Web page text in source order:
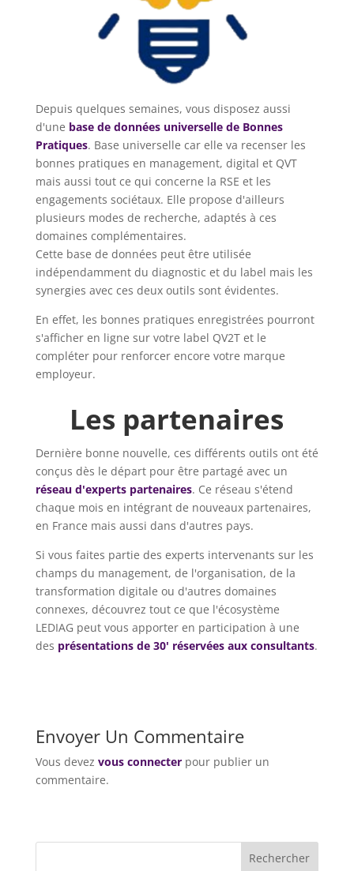
Depuis quelques semaines, vous disposez aussi
d'une base de données universelle de Bonnes
Pratiques. Base universelle car elle va recenser les
bonnes pratiques en management, digital et QVT
mais aussi tout ce qui concerne la RSE et les
engagements sociétaux. Elle propose d'ailleurs
plusieurs modes de recherche, adaptés à ces
domaines complémentaires.
Cette base de données peut être utilisée
indépendamment du diagnostic et du label mais les
synergies avec ces deux outils sont évidentes.
En effet, les bonnes pratiques enregistrées pourront
s'afficher en ligne sur votre label QV2T et le
compléter pour renforcer encore votre marque
employeur.
Les partenaires
Dernière bonne nouvelle, ces différents outils ont été
conçus dès le départ pour être partagé avec un
réseau d'experts partenaires. Ce réseau s'étend
chaque mois en intégrant de nouveaux partenaires,
en France mais aussi dans d'autres pays.
Si vous faites partie des experts intervenants sur les
champs du management, de l'organisation, de la
transformation digitale ou d'autres domaines
connexes, découvrez tout ce que l'écosystème
LEDIAG peut vous apporter en participation à une
des présentations de 30' réservées aux consultants.
Envoyer Un Commentaire
Vous devez vous connecterpour publier un
commentaire.
Rechercher